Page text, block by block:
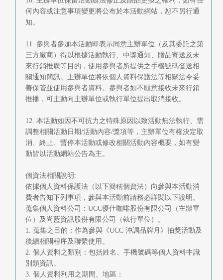
何內容或注意事項變更將公布於本活動網站，恕不另行通
知。
11. 參與者參加本活動即表示同意主辦單位（及其委託之第
三方廠商）得以根據活動執行、中獎通知、贈品寄送及未
來行銷推廣等目的，使用參與者所提供之手機號碼發送相
關通知簡訊。主辦單位將依個人資料保護法等相關法令妥
善保管並使用參與者資料。參與者如不願意接收未來行銷
推播，可主動向主辦單位或執行單位提出取消接收。
12. 本活動如因不可抗力之特殊原因以致活動無法執行、需
調整相關活動日期/活動內容/獎項等，主辦單位有權決定取
消、終止、暫停本活動或修改相關活動內容概要，如有變
動皆以活動網站公告為主。
個資法相關說明:
依據個人資料保護法（以下簡稱個資法）向參與本活動消
費者告知下列事項，參與本活動前請務必詳閱以下說明。
蒐集個人資料公司：UCC優仕咖啡股份有限公司（主辦單
位）及尚藍資訊股份有限公司（執行單位）。
1. 蒐集之目的：作為參與《UCC 沖調品牌月》抽獎活動及
後續相關程序及聯繫使用。
2. 個人資料之類別：包括姓名、手機號碼等個人資料中識
別類資訊。
3. 個人資料利用之期間、地區：